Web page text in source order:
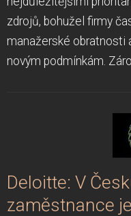
zdrojů, bohužel firmy
manažerské
novým podmínkám.
Deloitte: V
zaměstnance